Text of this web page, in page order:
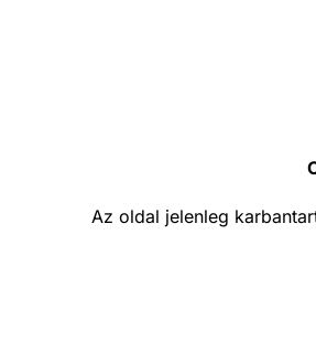
Az oldal jelenleg